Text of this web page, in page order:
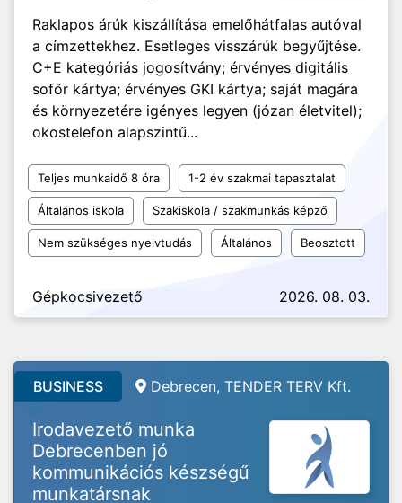
Raklapos árúk kiszállítása emelőhátfalas autóval
a címzettekhez. Esetleges visszárúk begyűjtése.
C+E kategóriás jogosítvány; érvényes digitális
sofőr kártya; érvényes GKI kártya; saját magára
és környezetére igényes legyen (józan életvitel);
okostelefon alapszintű...
Teljes munkaidő 8 óra 1-2 év szakmai tapasztalat
Általános iskola Szakiskola / szakmunkás képző
Nem szükséges nyelvtudás Általános Beosztott
Gépkocsivezető 2026. 08. 03.
BUSINESS Debrecen, TENDER TERV Kft.
Irodavezető munka
Debrecenben jó
kommunikációs készségű
munkatársnak